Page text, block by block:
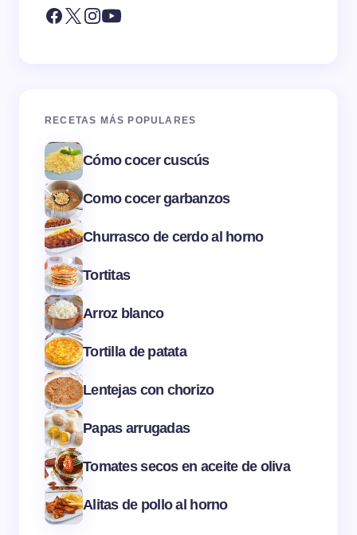
RECETAS MÁS POPULARES
Cómo cocer cuscús
Como cocer garbanzos
Churrasco de cerdo al horno
Tortitas
Arroz blanco
Tortilla de patata
Lentejas con chorizo
Papas arrugadas
Tomates secos en aceite de oliva
Alitas de pollo al horno